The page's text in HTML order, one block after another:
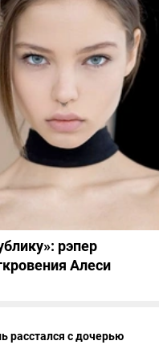
рэпер
Алеси
расстался с дочерью